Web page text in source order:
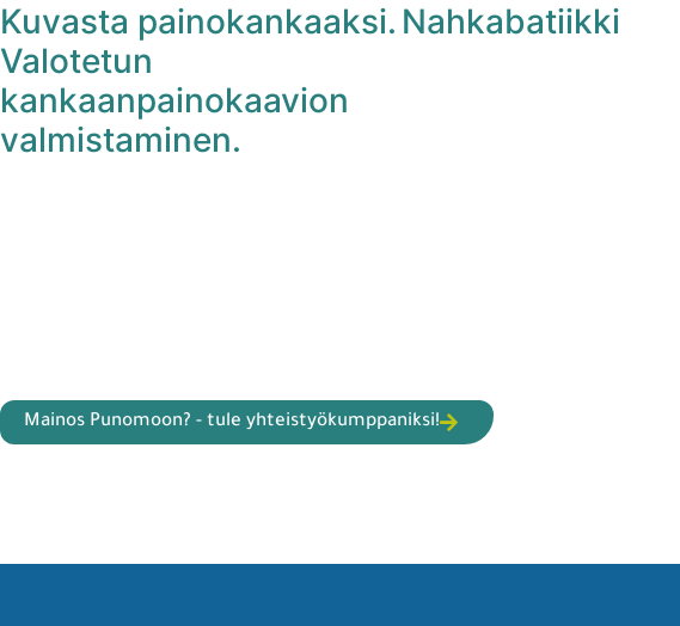
Kuvasta painokankaaksi.
Valotetun
kankaanpainokaavion
valmistaminen.
Nahkabatiikki
Mainos Punomoon? - tule yhteistyökumppaniksi!